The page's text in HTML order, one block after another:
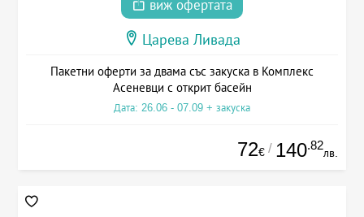
виж офертата
Царева Ливада
Пакетни оферти за двама със закуска в Комплекс
Асеневци с открит басейн
Дата: 26.06 - 07.09 + закуска
72€ / 140.82
лв.